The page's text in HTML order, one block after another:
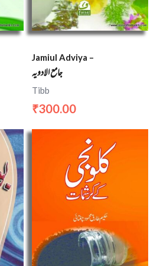
Jamiul Adviya –
جامع الادویہ
Tibb
₹300.00